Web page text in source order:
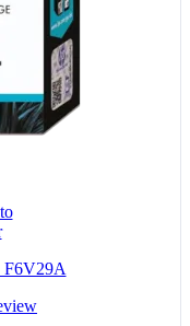
F6V29A